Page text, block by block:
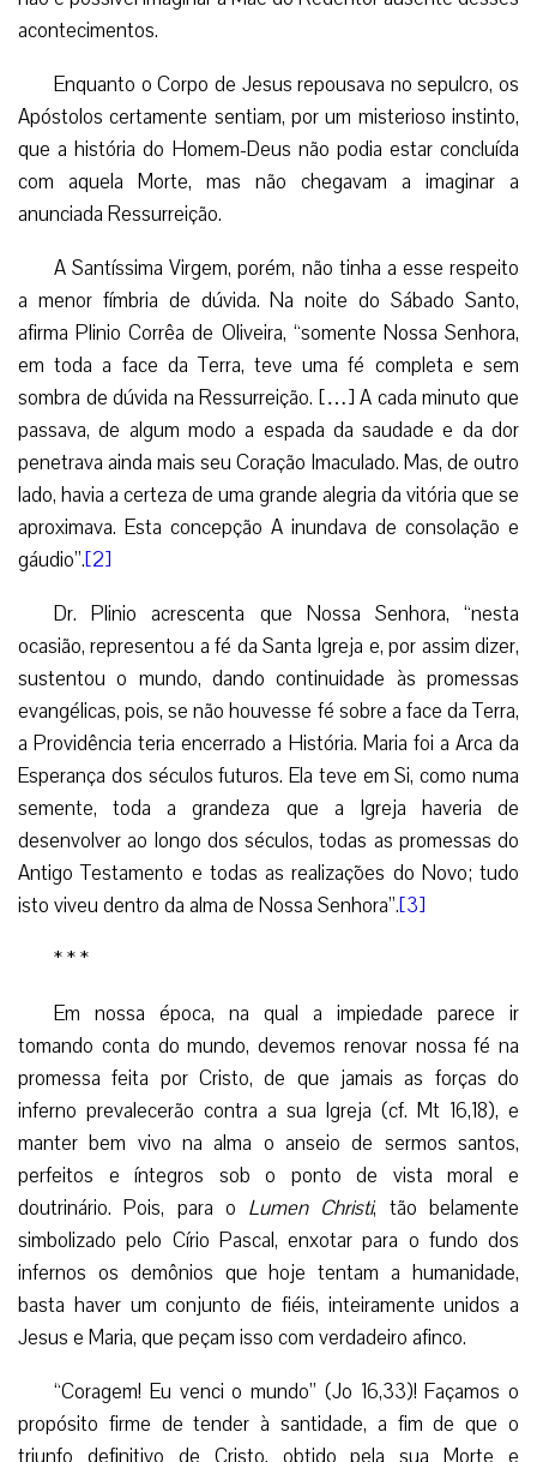
acontecimentos.
Enquanto o Corpo de Jesus repousava no sepulcro, os
Apóstolos certamente sentiam, por um misterioso instinto,
que a história do Homem-Deus não podia estar concluída
com aquela Morte, mas não chegavam a imaginar a
anunciada Ressurreição.
A Santíssima Virgem, porém, não tinha a esse respeito
a menor fímbria de dúvida. Na noite do Sábado Santo,
afirma Plinio Corrêa de Oliveira, “somente Nossa Senhora,
em toda a face da Terra, teve uma fé completa e sem
sombra de dúvida na Ressurreição. […] A cada minuto que
passava, de algum modo a espada da saudade e da dor
penetrava ainda mais seu Coração Imaculado. Mas, de outro
lado, havia a certeza de uma grande alegria da vitória que se
aproximava. Esta concepção A inundava de consolação e
gáudio”.[2]
Dr. Plinio acrescenta que Nossa Senhora, “nesta
ocasião, representou a fé da Santa Igreja e, por assim dizer,
sustentou o mundo, dando continuidade às promessas
evangélicas, pois, se não houvesse fé sobre a face da Terra,
a Providência teria encerrado a História. Maria foi a Arca da
Esperança dos séculos futuros. Ela teve em Si, como numa
semente, toda a grandeza que a Igreja haveria de
desenvolver ao longo dos séculos, todas as promessas do
Antigo Testamento e todas as realizações do Novo; tudo
isto viveu dentro da alma de Nossa Senhora”.[3]
* * *
Em nossa época, na qual a impiedade parece ir
tomando conta do mundo, devemos renovar nossa fé na
promessa feita por Cristo, de que jamais as forças do
inferno prevalecerão contra a sua Igreja (cf. Mt 16,18), e
manter bem vivo na alma o anseio de sermos santos,
perfeitos e íntegros sob o ponto de vista moral e
doutrinário. Pois, para o Lumen Christi, tão belamente
simbolizado pelo Círio Pascal, enxotar para o fundo dos
infernos os demônios que hoje tentam a humanidade,
basta haver um conjunto de fiéis, inteiramente unidos a
Jesus e Maria, que peçam isso com verdadeiro afinco.
“Coragem! Eu venci o mundo” (Jo 16,33)! Façamos o
propósito firme de tender à santidade, a fim de que o
triunfo definitivo de Cristo, obtido pela sua Morte e